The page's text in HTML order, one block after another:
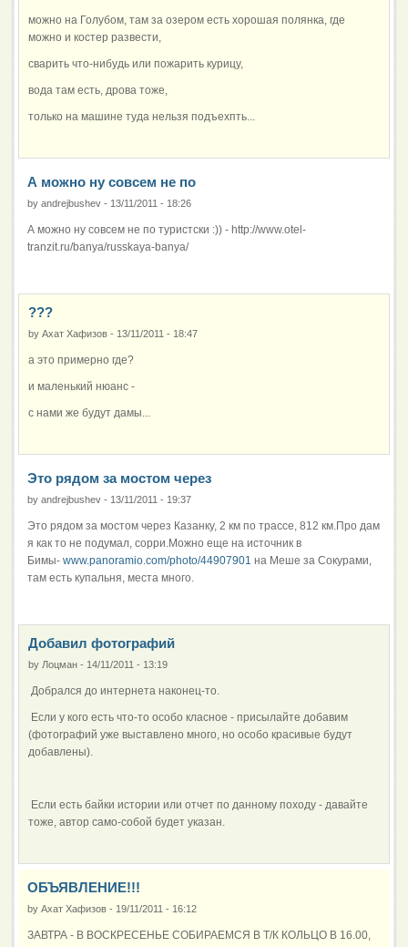
можно на Голубом, там за озером есть хорошая полянка, где
можно и костер развести,
сварить что-нибудь или пожарить курицу,
вода там есть, дрова тоже,
только на машине туда нельзя подъехпть...
А можно ну совсем не по
by andrejbushev - 13/11/2011 - 18:26
А можно ну совсем не по туристски :)) - http://www.otel-
tranzit.ru/banya/russkaya-banya/
???
by Ахат Хафизов - 13/11/2011 - 18:47
а это примерно где?
и маленький нюанс -
с нами же будут дамы...
Это рядом за мостом через
by andrejbushev - 13/11/2011 - 19:37
Это рядом за мостом через Казанку, 2 км по трассе, 812 км.Про дам
я как то не подумал, сорри.Можно еще на источник в
Бимы- www.panoramio.com/photo/44907901 на Меше за Сокурами,
там есть купальня, места много.
Добавил фотографий
by Лоцман - 14/11/2011 - 13:19
Добрался до интернета наконец-то.
Если у кого есть что-то особо класное - присылайте добавим
(фотографий уже выставлено много, но особо красивые будут
добавлены).
Если есть байки истории или отчет по данному походу - давайте
тоже, автор само-собой будет указан.
ОБЪЯВЛЕНИЕ!!!
by Ахат Хафизов - 19/11/2011 - 16:12
ЗАВТРА - В ВОСКРЕСЕНЬЕ СОБИРАЕМСЯ В Т/К КОЛЬЦО В 16.00,